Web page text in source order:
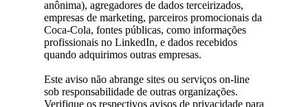
anônima), agregadores de dados terceirizados,
empresas de marketing, parceiros promocionais da
Coca-Cola, fontes públicas, como informações
profissionais no LinkedIn, e dados recebidos
quando adquirimos outras empresas.
Este aviso não abrange sites ou serviços on-line
sob responsabilidade de outras organizações.
Verifique os respectivos avisos de privacidade para